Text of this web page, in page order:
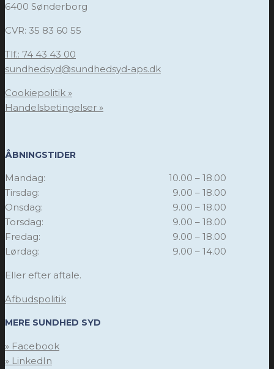
6400 Sønderborg
CVR: 35 83 60 55
Tlf.: 74 43 43 00
sundhedsyd@sundhedsyd-aps.dk
Cookiepolitik »
Handelsbetingelser »
ÅBNINGSTIDER
Mandag:
10.00 – 18.00
Tirsdag:
9.00 – 18.00
Onsdag:
9.00 – 18.00
Torsdag:
9.00 – 18.00
Fredag:
9.00 – 18.00
Lørdag:
9.00 – 14.00
Eller efter aftale.
Afbudspolitik
MERE SUNDHED SYD
» Facebook
» LinkedIn